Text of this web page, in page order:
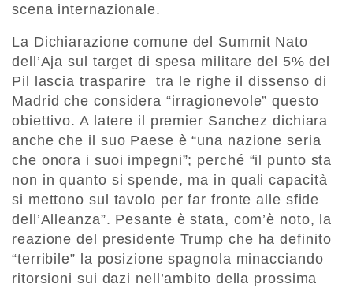
scena internazionale.
La Dichiarazione comune del Summit Nato
dell’Aja sul target di spesa militare del 5% del
Pil lascia trasparire tra le righe il dissenso di
Madrid che considera “irragionevole” questo
obiettivo. A latere il premier Sanchez dichiara
anche che il suo Paese è “una nazione seria
che onora i suoi impegni”; perché “il punto sta
non in quanto si spende, ma in quali capacità
si mettono sul tavolo per far fronte alle sfide
dell’Alleanza”. Pesante è stata, com’è noto, la
reazione del presidente Trump che ha definito
“terribile” la posizione spagnola minacciando
ritorsioni sui dazi nell’ambito della prossima